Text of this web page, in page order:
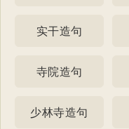
实干造句
寺院造句
少林寺造句